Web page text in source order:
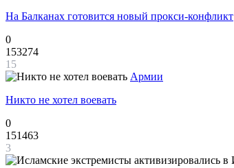
На Балканах готовится новый прокси-конфликт
0
153274
15
Армии
Никто не хотел воевать
0
151463
3